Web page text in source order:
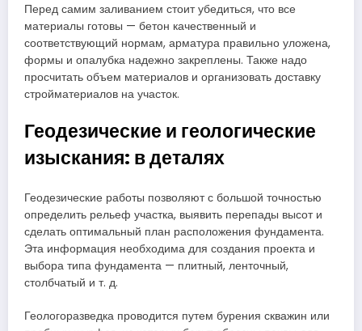
Перед самим заливанием стоит убедиться, что все
материалы готовы — бетон качественный и
соответствующий нормам, арматура правильно уложена,
формы и опалубка надежно закреплены. Также надо
просчитать объем материалов и организовать доставку
стройматериалов на участок.
Геодезические и геологические
изыскания: в деталях
Геодезические работы позволяют с большой точностью
определить рельеф участка, выявить перепады высот и
сделать оптимальный план расположения фундамента.
Эта информация необходима для создания проекта и
выбора типа фундамента — плитный, ленточный,
столбчатый и т. д.
Геологоразведка проводится путем бурения скважин или